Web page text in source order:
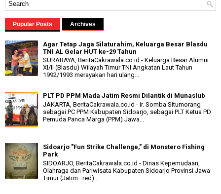
Popular Posts Archives
Agar Tetap Jaga Silaturahim, Keluarga Besar Blasdu
TNI AL Gelar HUT ke-29 Tahun
SURABAYA, BeritaCakrawala.co.id - Keluarga Besar Alumni
XI/II (Blasdu) Wilayah Timur TNI Angkatan Laut Tahun
1992/1993 merayakan hari ulang...
PLT PD PPM Mada Jatim Resmi Dilantik di Munaslub
JAKARTA, BeritaCakrawala.co.id - Ir. Somba Situmorang
sebagai PC PPM Kabupaten Sidoarjo, sebagai PLT Ketua PD
Pemuda Panca Marga (PPM) Jawa...
Sidoarjo "Fun Strike Challenge," di Monstero Fishing
Park
SIDOARJO, BeritaCakrawala.co.id - Dinas Kepemudaan,
Olahraga dan Pariwisata Kabupaten Sidoarjo Provinsi Jawa
Timur (Jatim...red)...